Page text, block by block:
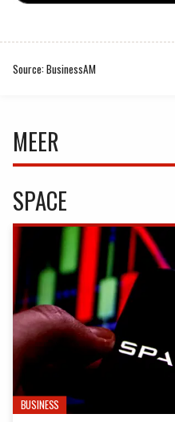
Source: BusinessAM
MEER
SPACE
BUSINESS